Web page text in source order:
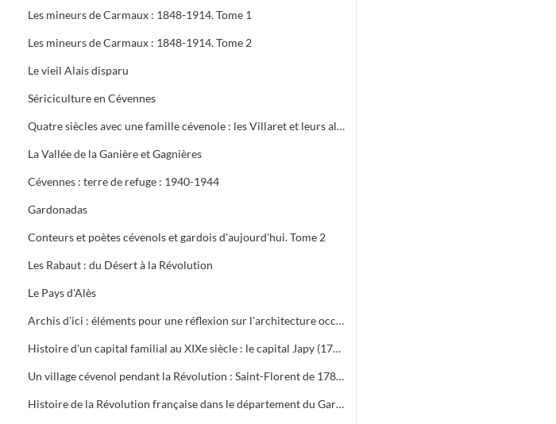
Les mineurs de Carmaux : 1848-1914. Tome 1
Les mineurs de Carmaux : 1848-1914. Tome 2
Le vieil Alais disparu
Sériciculture en Cévennes
Quatre siècles avec une famille cévenole : les Villaret et leurs alliés
La Vallée de la Ganière et Gagnières
Cévennes : terre de refuge : 1940-1944
Gardonadas
Conteurs et poètes cévenols et gardois d'aujourd'hui. Tome 2
Les Rabaut : du Désert à la Révolution
Le Pays d'Alès
Archis d'ici : éléments pour une réflexion sur l'architecture occitane
Histoire d'un capital familial au XIXe siècle : le capital Japy (1777-1910)
Un village cévenol pendant la Révolution : Saint-Florent de 1789 à 1795
Histoire de la Révolution française dans le département du Gard. Tome 1 : La Constituante (1788-1791)